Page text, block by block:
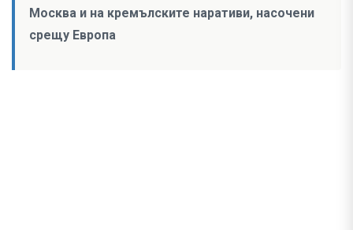
Москва и на кремълските наративи, насочени
срещу Европа